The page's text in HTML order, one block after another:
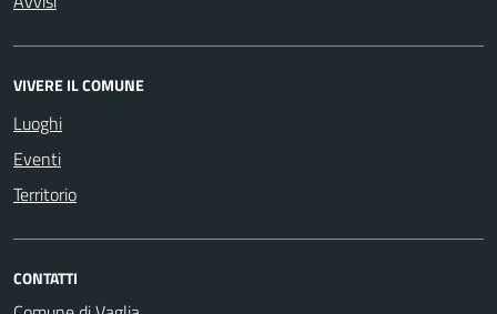
VIVERE IL COMUNE
Luoghi
Eventi
Territorio
CONTATTI